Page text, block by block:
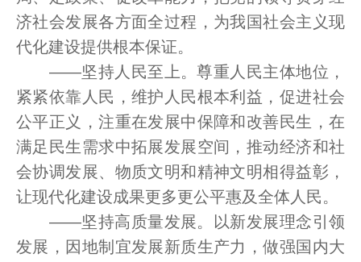
济社会发展各方面全过程，为我国社会主义现
代化建设提供根本保证。
——坚持人民至上。尊重人民主体地位，
紧紧依靠人民，维护人民根本利益，促进社会
公平正义，注重在发展中保障和改善民生，在
满足民生需求中拓展发展空间，推动经济和社
会协调发展、物质文明和精神文明相得益彰，
让现代化建设成果更多更公平惠及全体人民。
——坚持高质量发展。以新发展理念引领
发展，因地制宜发展新质生产力，做强国内大